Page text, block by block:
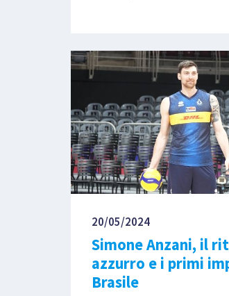
20/05/2024
Simone Anzani, il
azzurro e i primi
Brasile